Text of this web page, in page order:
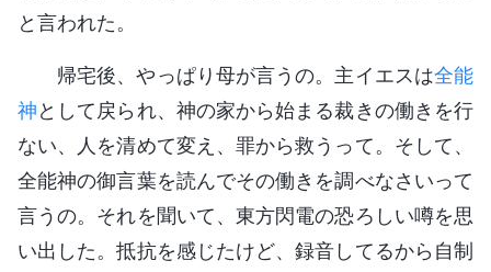
と言われた。
帰宅後、やっぱり母が言うの。主イエスは全能
神として戻られ、神の家から始まる裁きの働きを行
ない、人を清めて変え、罪から救うって。そして、
全能神の御言葉を読んでその働きを調べなさいって
言うの。それを聞いて、東方閃電の恐ろしい噂を思
い出した。抵抗を感じたけど、録音してるから自制